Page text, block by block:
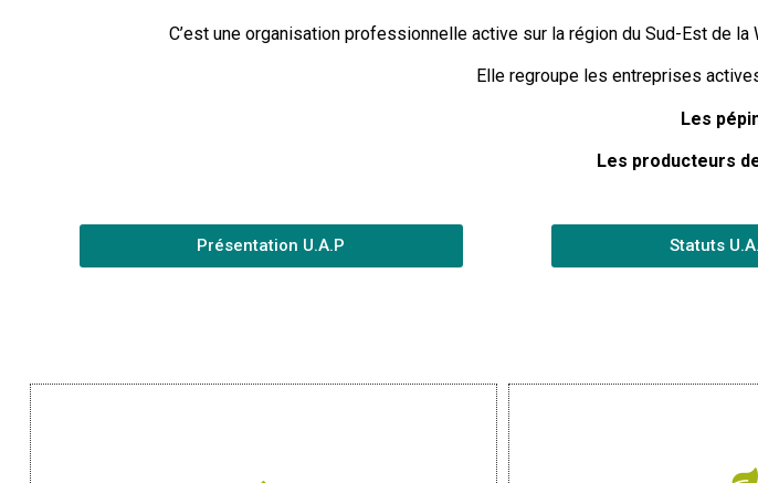
C’est une organisation professionnelle active sur la région du Sud-Est de
Elle regroupe les entreprises
Les
Les producteurs
Présentation U.A.P Statuts